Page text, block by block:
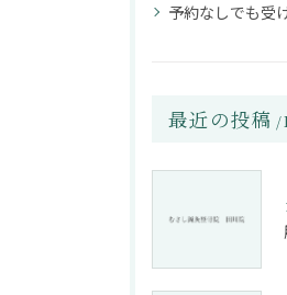
予約なしでも受
最近の投稿